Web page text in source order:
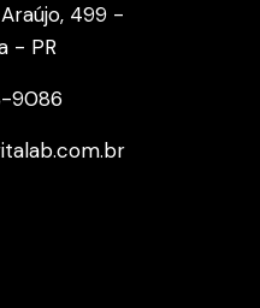
499 -
- PR
9086